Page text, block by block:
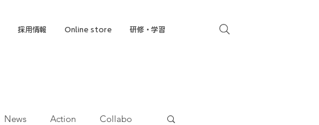
採用情報 Online store 研修・学習
News Action Collabo